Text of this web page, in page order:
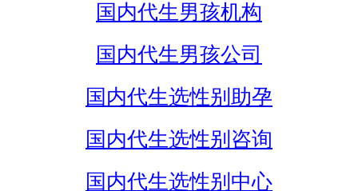
国内代生男孩机构
国内代生男孩公司
国内代生选性别助孕
国内代生选性别咨询
国内代生选性别中心